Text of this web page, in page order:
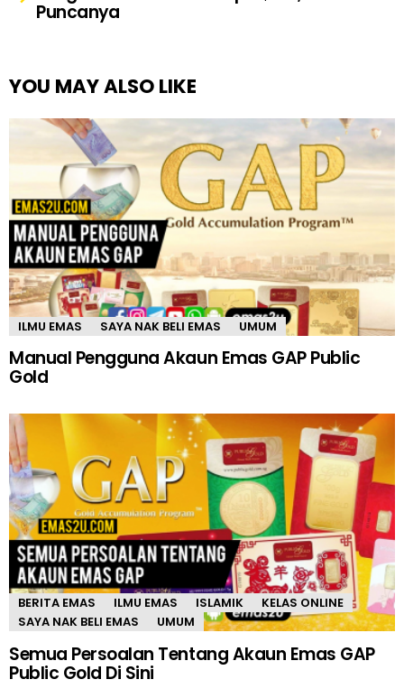
Puncanya
YOU MAY ALSO LIKE
ILMU EMAS SAYA NAK BELI EMAS UMUM
Manual Pengguna Akaun Emas GAP Public
Gold
BERITA EMAS ILMU EMAS ISLAMIK
KELAS ONLINE
SAYA NAK BELI EMAS
UMUM
Semua Persoalan Tentang Akaun Emas GAP
Public Gold Di Sini